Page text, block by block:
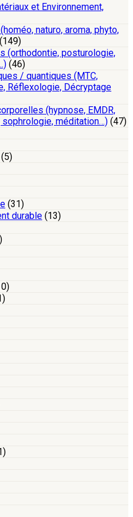
et Environnement,
naturo, aroma, phyto,
(149)
(orthodontie, posturologie,
(46)
/ quantiques (MTC,
Réflexologie, Décryptage
(hypnose, EMDR,
sophrologie, méditation…) (47)
(5)
(31)
durable (13)